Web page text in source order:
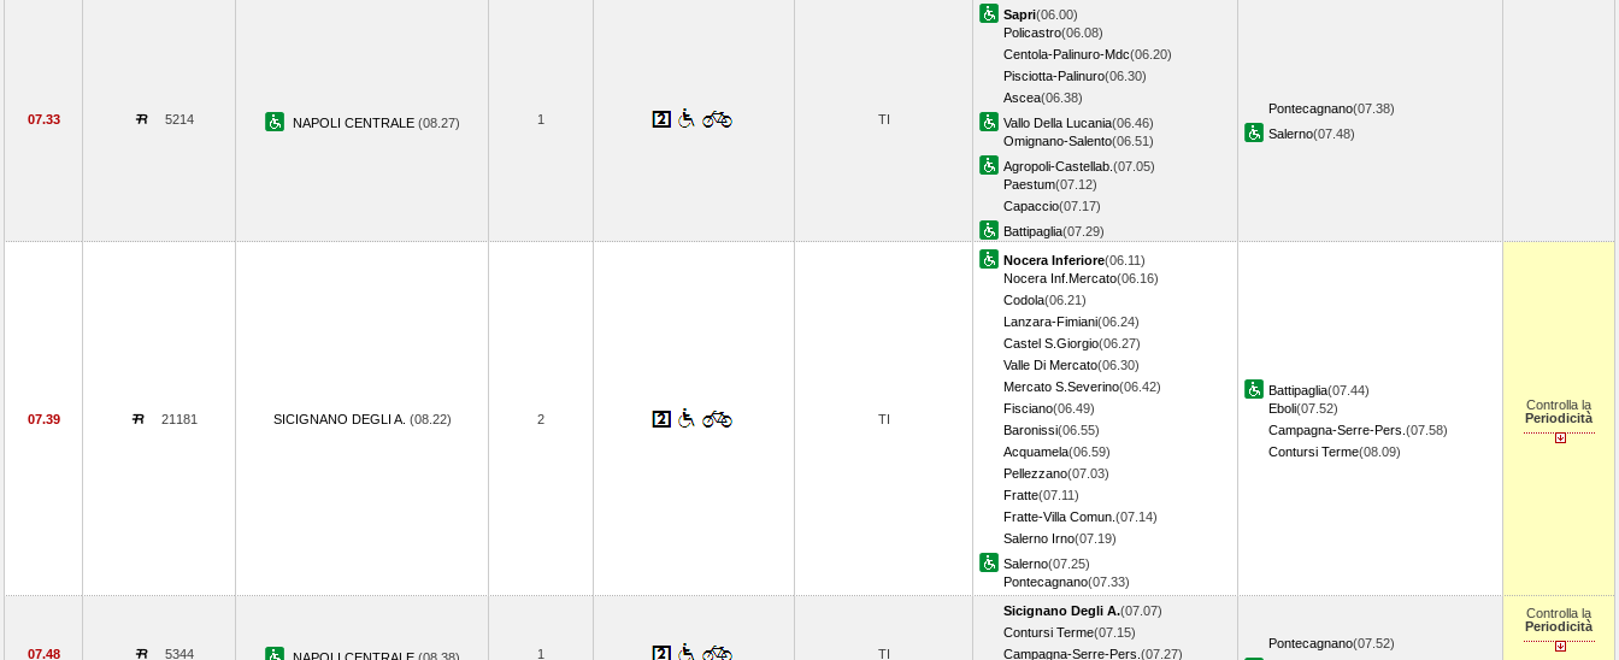
07.33 5214 NAPOLI CENTRALE (08.27) 1 TI
Sapri(06.00)
Policastro(06.08)
Centola-Palinuro-Mdc(06.20)
Pisciotta-Palinuro(06.30)
Ascea(06.38)
Vallo Della Lucania(06.46)
Omignano-Salento(06.51)
Agropoli-Castellab. (07.05)
Paestum(07.12)
Capaccio(07.17)
Battipaglia(07.29)
Pontecagnano(07.38)
Salerno(07.48)
07.39 21181 SICIGNANO DEGLI A. (08.22) 2 TI
Nocera Inferiore(06.11)
Nocera Inf.Mercato(06.16)
Codola(06.21)
Lanzara-Fimiani(06.24)
Castel S.Giorgio(06.27)
Valle Di Mercato(06.30)
Mercato S.Severino(06.42)
Fisciano(06.49)
Baronissi(06.55)
Acquamela(06.59)
Pellezzano(07.03)
Fratte(07.11)
Fratte-Villa Comun. (07.14)
Salerno Irno(07.19)
Salerno(07.25)
Pontecagnano(07.33)
Battipaglia(07.44)
Eboli(07.52)
Campagna-Serre-Pers. (07.58)
Contursi Terme(08.09)
Controlla la
Periodicità
07.48 5344 1 TI
Sicignano Degli A.(07.07)
Contursi Terme(07.15)
Campagna-Serre-Pers. (07.27)
Pontecagnano(07.52)
Controlla la
Periodicità